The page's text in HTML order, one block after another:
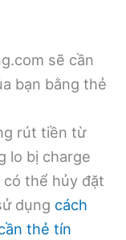
sẽ cần
bạn bằng thẻ
rút tiền từ
lo bị charge
thể hủy đặt
dụng cách
thẻ tín